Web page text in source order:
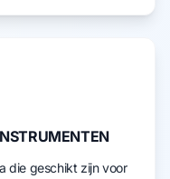
die geschikt zijn voor